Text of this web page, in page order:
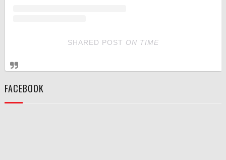
SHARED POST ON TIME
FACEBOOK